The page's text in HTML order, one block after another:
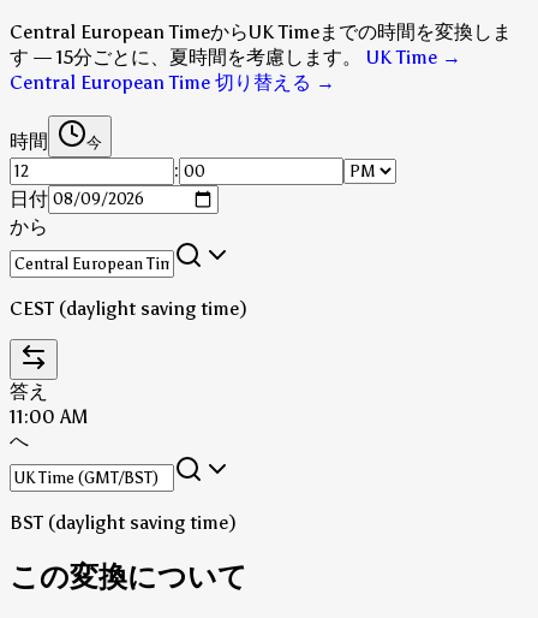
Central European TimeからUK Timeまでの時間を変換しま
す — 15分ごとに、夏時間を考慮します。
UK Time →
Central European Time 切り替える →
時間 今
:
日付
から
CEST (daylight saving time)
答え
11:00 AM
へ
BST (daylight saving time)
この変換について